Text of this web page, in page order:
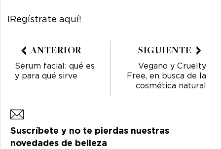
¡Regístrate aquí!
ANTERIOR
Serum facial: qué es
y para qué sirve
SIGUIENTE
Vegano y Cruelty
Free, en busca de la
cosmética natural
Suscríbete y no te pierdas nuestras
novedades de belleza